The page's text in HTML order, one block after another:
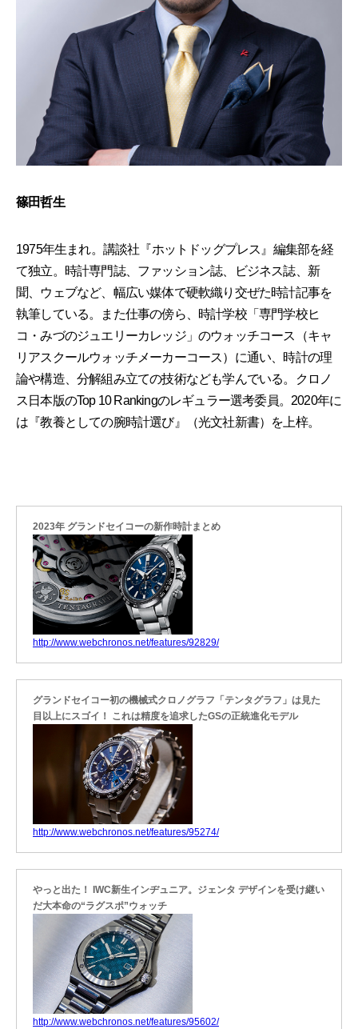
篠田哲生
1975年生まれ。講談社『ホットドッグプレス』編集部を経
て独立。時計専門誌、ファッション誌、ビジネス誌、新
聞、ウェブなど、幅広い媒体で硬軟織り交ぜた時計記事を
執筆している。また仕事の傍ら、時計学校「専門学校ヒ
コ・みづのジュエリーカレッジ」のウォッチコース（キャ
リアスクールウォッチメーカーコース）に通い、時計の理
論や構造、分解組み立ての技術なども学んでいる。クロノ
ス日本版のTop 10 Rankingのレギュラー選考委員。2020年に
は『教養としての腕時計選び』（光文社新書）を上梓。
2023年 グランドセイコーの新作時計まとめ
http://www.webchronos.net/features/92829/
グランドセイコー初の機械式クロノグラフ「テンタグラフ」は見た
目以上にスゴイ！ これは精度を追求したGSの正統進化モデル
http://www.webchronos.net/features/95274/
やっと出た！ IWC新生インヂュニア。ジェンタ デザインを受け継い
だ大本命の“ラグスポ”ウォッチ
http://www.webchronos.net/features/95602/